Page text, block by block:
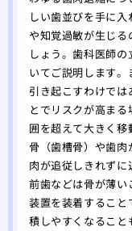
しい歯並びを手に
や知覚過敏が生じ
しょう。歯科医師
いてご説明します
引き起こすわけで
とでリスクが高ま
囲を超えて大きく
骨（歯槽骨）や歯
肉が追従しきれず
前歯などは骨が薄
装置を装着するこ
積しやすくなるこ